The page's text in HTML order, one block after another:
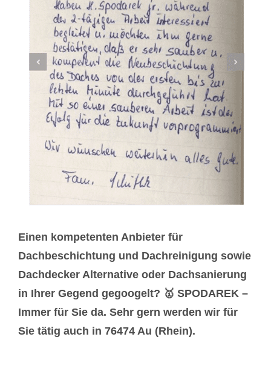
Einen kompetenten Anbieter für
Dachbeschichtung und Dachreinigung sowie
Dachdecker Alternative oder Dachsanierung
in Ihrer Gegend gegoogelt? 🥇 SPODAREK –
Immer für Sie da. Sehr gern werden wir für
Sie tätig auch in 76474 Au (Rhein).